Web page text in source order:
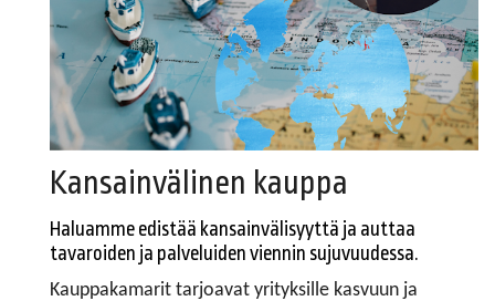
Kansainvälinen kauppa
Haluamme edistää kansainvälisyyttä ja auttaa
tavaroiden ja palveluiden viennin sujuvuudessa.
Kauppakamarit tarjoavat yrityksille kasvuun ja